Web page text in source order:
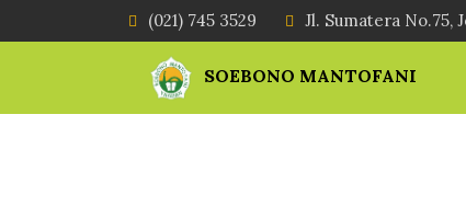
(021) 745 3529 Jl. Sumatera No.75,
SOEBONO MANTOFANI